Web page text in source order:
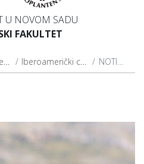
U NOVOM SADU
FAKULTET
Iberoamerički centar NOTICIAS